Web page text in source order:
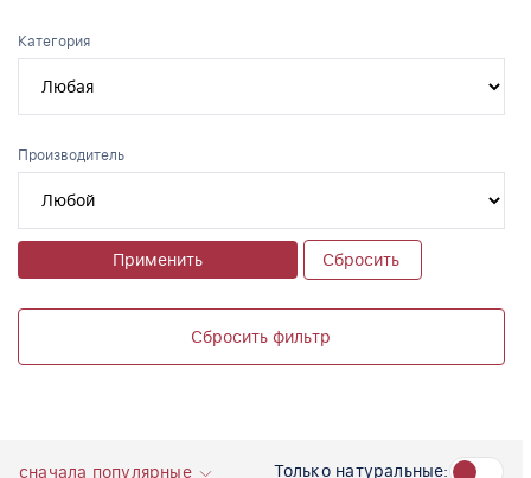
Категория
Производитель
Применить Сбросить
Сбросить фильтр
сначала популярные Только натуральные: